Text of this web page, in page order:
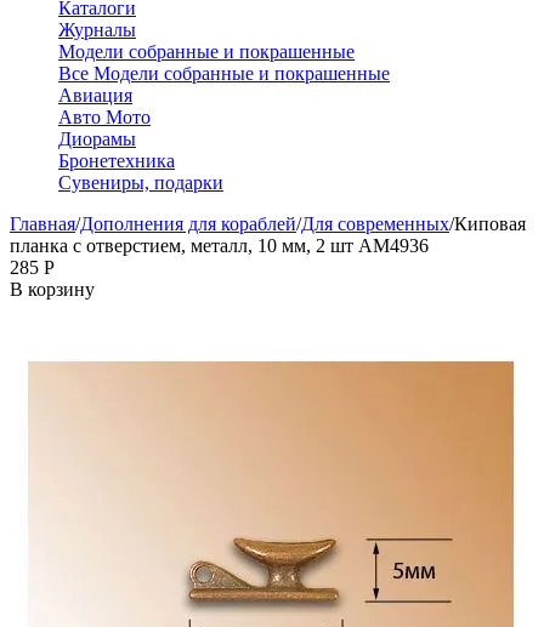
Каталоги
Журналы
Модели собранные и покрашенные
Все Модели собранные и покрашенные
Авиация
Авто Мото
Диорамы
Бронетехника
Сувениры, подарки
Главная/Дополнения для кораблей/Для современных/Киповая
планка с отверстием, металл, 10 мм, 2 шт AM4936
‍285‍ Р
В корзину